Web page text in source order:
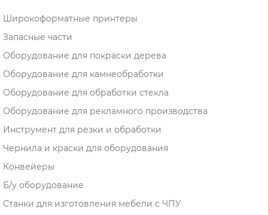
Широкоформатные принтеры
Запасные части
Оборудование для покраски дерева
Оборудование для камнеобработки
Оборудование для обработки стекла
Оборудование для рекламного производства
Инструмент для резки и обработки
Чернила и краски для оборудования
Конвейеры
Б/у оборудование
Станки для изготовления мебели с ЧПУ